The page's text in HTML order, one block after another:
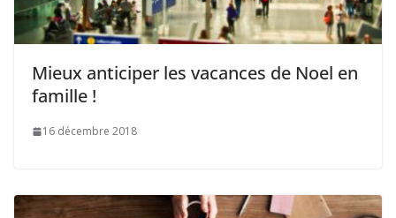
Mieux anticiper les vacances de Noel en
famille !
16 décembre 2018